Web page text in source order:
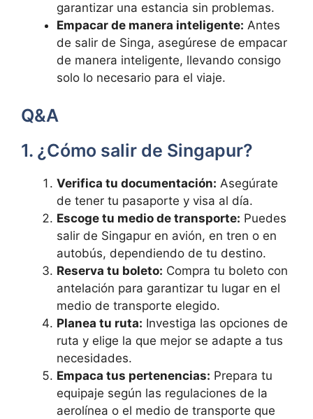
garantizar una estancia sin problemas.
Empacar de manera inteligente: Antes
de salir de Singa, asegúrese de empacar
de manera inteligente, llevando consigo
solo lo necesario para el viaje.
Q&A
1. ¿Cómo salir de Singapur?
Verifica tu documentación: Asegúrate
de tener tu pasaporte y visa al día.
Escoge tu medio de transporte: Puedes
salir de Singapur en avión, en tren o en
autobús, dependiendo de tu destino.
Reserva tu boleto: Compra tu boleto con
antelación para garantizar tu lugar en el
medio de transporte elegido.
Planea tu ruta: Investiga las opciones de
ruta y elige la que mejor se adapte a tus
necesidades.
Empaca tus pertenencias: Prepara tu
equipaje según las regulaciones de la
aerolínea o el medio de transporte que